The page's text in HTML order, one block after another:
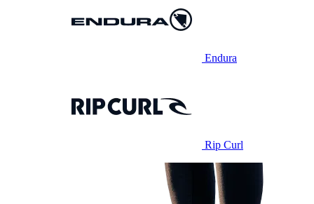
Endura
Rip Curl